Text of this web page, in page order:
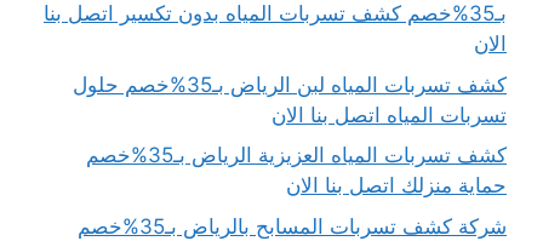
بـ35%خصم كشف تسربات المياه بدون تكسير اتصل بنا
الان
كشف تسربات المياه لبن الرياض بـ35%خصم حلول
تسربات المياه اتصل بنا الان
كشف تسربات المياه العزيزية الرياض بـ35%خصم
حماية منزلك اتصل بنا الان
شركة كشف تسربات المسابح بالرياض بـ35%خصم